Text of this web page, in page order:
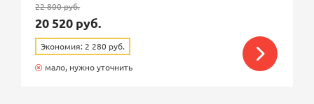
22 800 руб.
20 520 руб.
Экономия: 2 280 руб.
мало, нужно уточнить